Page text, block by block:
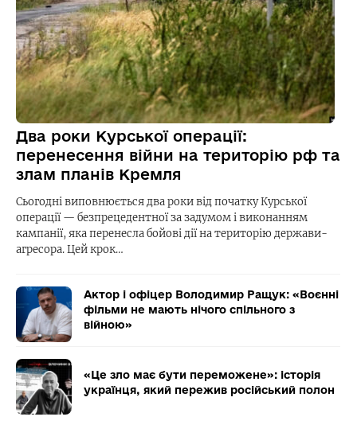
Два роки Курської операції:
перенесення війни на територію рф та
злам планів Кремля
Сьогодні виповнюється два роки від початку Курської
операції — безпрецедентної за задумом і виконанням
кампанії, яка перенесла бойові дії на територію держави-
агресора. Цей крок…
Актор і офіцер Володимир Ращук: «Воєнні
фільми не мають нічого спільного з
війною»
«Це зло має бути переможене»: історія
українця, який пережив російський полон